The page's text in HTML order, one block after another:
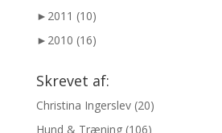
► 2011 (10)
► 2010 (16)
Skrevet af:
Christina Ingerslev(20)
Hund & Træning(106)